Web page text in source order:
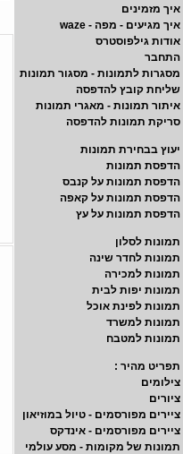
איך מזמינים
איך מגיעים - מפה - waze
אודות גילפוסטרס
התחבר
מסגרות לתמונות - מסגור תמונות
שליחת קובץ להדפסה
איתור תמונות - מאגרי תמונות
סריקת תמונות להדפסה
יעוץ בבחירת תמונות
הדפסת תמונות
הדפסת תמונות על קנבס
הדפסת תמונות על קאפה
הדפסת תמונות על עץ
תמונות לסלון
תמונות לחדר שינה
תמונות למכירה
תמונות יפות לבית
תמונות לפינת אוכל
תמונות למשרד
תמונות למטבח
תפריט מהיר :
צילומים
ציורים
ציירים מפורסמים - טיול במוזיאון
ציירים מפורסמים - אינדקס
תמונות של מקומות - מסע עולמי